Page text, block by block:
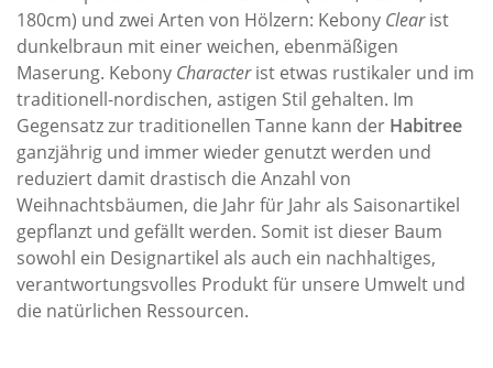
180cm) und zwei Arten von Hölzern: Kebony Clearist
dunkelbraun mit einer weichen, ebenmäßigen
Maserung. Kebony Characterist etwas rustikaler und im
traditionell-nordischen, astigen Stil gehalten. Im
Gegensatz zur traditionellen Tanne kann der Habitree
ganzjährig und immer wieder genutzt werden und
reduziert damit drastisch die Anzahl von
Weihnachtsbäumen, die Jahr für Jahr als Saisonartikel
gepflanzt und gefällt werden. Somit ist dieser Baum
sowohl ein Designartikel als auch ein nachhaltiges,
verantwortungsvolles Produkt für unsere Umwelt und
die natürlichen Ressourcen.